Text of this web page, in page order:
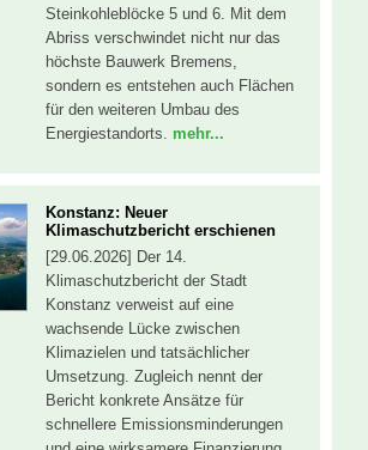
Steinkohleblöcke 5 und 6. Mit dem
Abriss verschwindet nicht nur das
höchste Bauwerk Bremens,
sondern es entstehen auch Flächen
für den weiteren Umbau des
Energiestandorts. mehr...
Konstanz: Neuer
Klimaschutzbericht erschienen
[29.06.2026] Der 14.
Klimaschutzbericht der Stadt
Konstanz verweist auf eine
wachsende Lücke zwischen
Klimazielen und tatsächlicher
Umsetzung. Zugleich nennt der
Bericht konkrete Ansätze für
schnellere Emissionsminderungen